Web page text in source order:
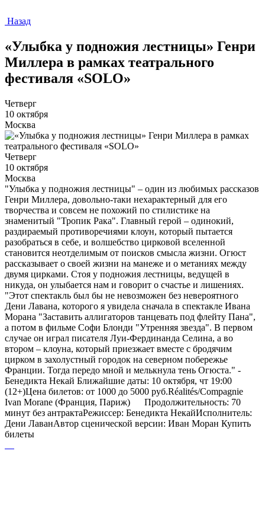
Назад
«Улыбка у подножия лестницы» Генри
Миллера в рамках театрального
фестиваля «SOLO»
Четверг
10 октября
Москва
Четверг
10 октября
Москва
"Улыбка у подножия лестницы" – один из любимых рассказов
Генри Миллера, довольно-таки нехарактерный для его
творчества и совсем не похожий по стилистике на
знаменитый "Тропик Рака". Главный герой – одинокий,
раздираемый противоречиями клоун, который пытается
разобраться в себе, и волшебство цирковой вселенной
становится неотделимым от поисков смысла жизни. Огюст
рассказывает о своей жизни на манеже и о метаниях между
двумя цирками. Стоя у подножия лестницы, ведущей в
никуда, он улыбается нам и говорит о счастье и лишениях.
"Этот спектакль был бы не невозможен без невероятного
Дени Лавана, которого я увидела сначала в спектакле Ивана
Морана "Заставить аллигаторов танцевать под флейту Пана",
а потом в фильме Софи Блонди "Утренняя звезда". В первом
случае он играл писателя Луи-Фердинанда Селина, а во
втором – клоуна, который приезжает вместе с бродячим
цирком в захолустный городок на северном побережье
Франции. Тогда передо мной и мелькнула тень Огюста." -
Бенедикта Некай Ближайшие даты: 10 октября, чт 19:00
(12+)Цена билетов: от 1000 до 5000 руб.Réalités/Compagnie
Ivan Morane (Франция, Париж) Продолжительность: 70
минут без антрактаРежиссер: Бенедикта НекайИсполнитель:
Дени ЛаванАвтор сценической версии: Иван Моран Купить
билеты